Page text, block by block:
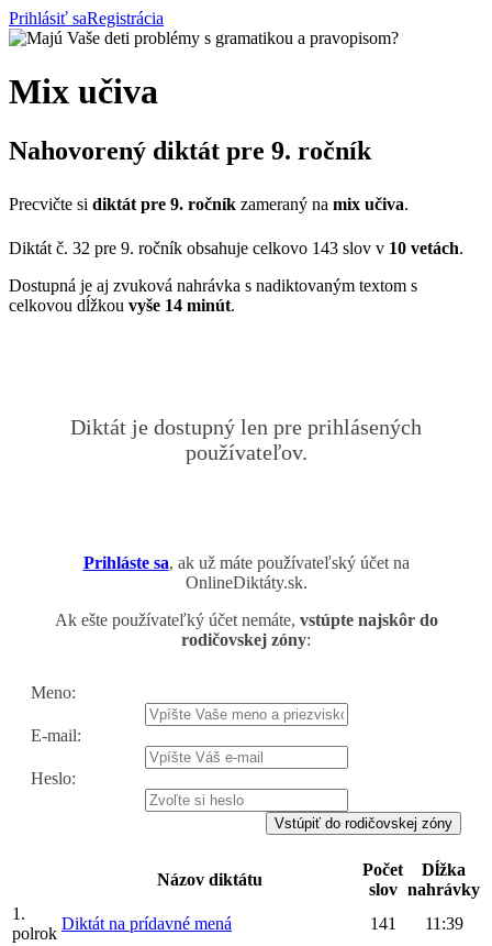
Prihlásiť saRegistrácia
Mix učiva
Nahovorený diktát pre 9. ročník
Precvičte si diktát pre 9. ročník zameraný na mix učiva.
Diktát č. 32 pre 9. ročník obsahuje celkovo 143 slov v 10 vetách.
Dostupná je aj zvuková nahrávka s nadiktovaným textom s
celkovou dĺžkou vyše 14 minút.
Diktát je dostupný len pre prihlásených
používateľov.
Prihláste sa, ak už máte používateľský účet na
OnlineDiktáty.sk.
Ak ešte používateľký účet nemáte, vstúpte najskôr do
rodičovskej zóny:
Meno:
E-mail:
Heslo:
Vstúpiť do rodičovskej zóny
Názov diktátu
Počet
slov
Dĺžka
nahrávky
1.
polrok
Diktát na prídavné mená 141
11:39